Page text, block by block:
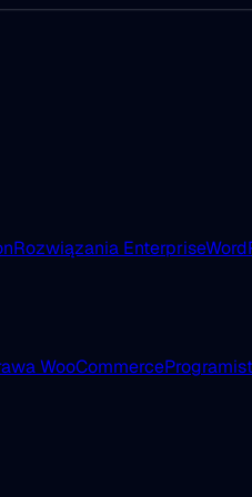
Rozwiązania Enterprise
WooCommerce